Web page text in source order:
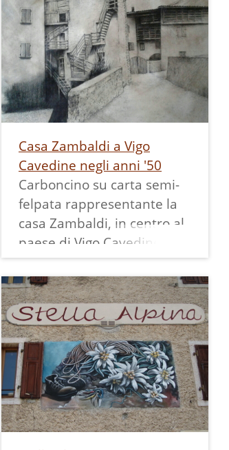
Casa Zambaldi a Vigo
Cavedine negli anni '50
Carboncino su carta semi-
felpata rappresentante la
casa Zambaldi, in centro al
paese di Vigo Cavedine,
così com'era prima
dell'incendio che la devastò
negli anni '60.
Il disegno è stato realizzato
nel 2018 su descrizioni
verbali e ricordi di Giorgio
Zambaldi e con l'aiuto di
una vecchia foto che la
ritraeva semidistrutta e
bruciata.